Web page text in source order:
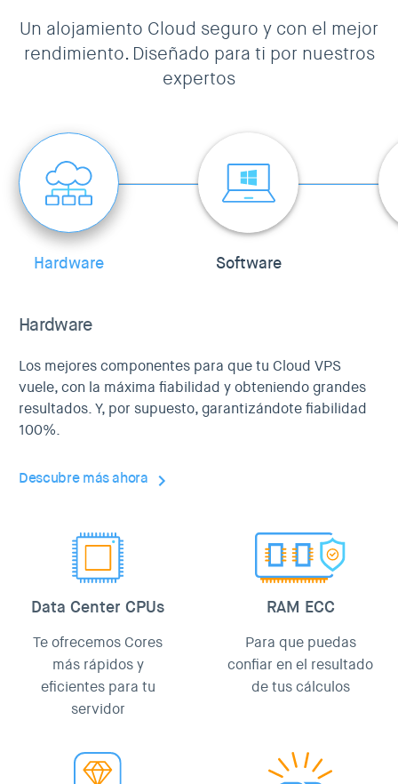
Un alojamiento Cloud seguro y con el mejor
rendimiento. Diseñado para ti por nuestros
expertos
Hardware Software
Hardware
Los mejores componentes para que tu Cloud VPS
vuele, con la máxima fiabilidad y obteniendo grandes
resultados. Y, por supuesto, garantizándote fiabilidad
100%.
Descubre más ahora
Data Center CPUs
Te ofrecemos Cores
más rápidos y
eficientes para tu
servidor
RAM ECC
Para que puedas
confiar en el resultado
de tus cálculos